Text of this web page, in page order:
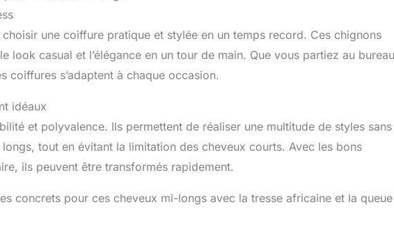
une coiffure pratique et stylée en un temps record. Ces chignons
look casual et l’élégance en un tour de main. Que vous partiez au bureau
coiffures s’adaptent à chaque occasion.
idéaux
et polyvalence. Ils permettent de réaliser une multitude de styles sans
longs, tout en évitant la limitation des cheveux courts. Avec les bons
ils peuvent être transformés rapidement.
concrets pour ces cheveux mi-longs avec la tresse africaine et la queue